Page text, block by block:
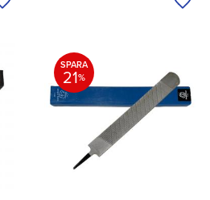
Lägg till i önskelista
SPARA
21%